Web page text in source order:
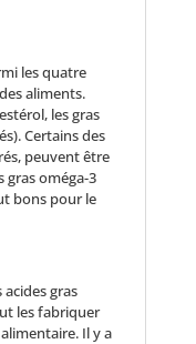
les quatre
aliments.
les gras
Certains des
peuvent être
gras oméga-3
bons pour le
acides gras
les fabriquer
Il y a